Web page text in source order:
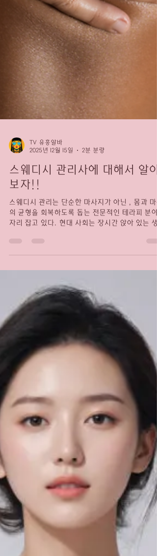
2025년 12월 15일
2분 분량
스웨디시 관리사에 대해서 알아
스웨디시 관리는 단순한 마사지가 아닌 , 몸과 마
활, 스마트폰과 컴퓨터 사용 증가, 만성 스트레스
으로 인해 근육 긴장과 피로가 일상화된 환경이다.
이러한 상황 속에서 스웨디시 관리사는 신체 회복
휴식을 돕는 중요한 역할을 수행하며, 웰니스 산업
의 핵심 직군 중 하나 로 주목받고 있다. 스웨디시
관리사의 기본 업무는 오일을 활용한 전신 테라피
통해 근육 이완과 림프 순환을 돕는 것이다. 강한
을 사용하는 스포츠 마사지와 달리, 스웨디시는 부
드럽고 일정한 리듬의 터치를 중심으로 진행된다.
이 과정에서 근육의 긴장을 완화하고, 혈액과 림프
흐름을 촉진해 피로 회복에 도움을 준다. 관리사는
고객의 체형, 컨디션, 생활 습관 등을 고려해 압의
강도와 테크닉을 조절하며, 맞춤형 케어를 제공한
다. 스웨디시 스웨디시 관리사 가 되기 위해 가장
요한 요